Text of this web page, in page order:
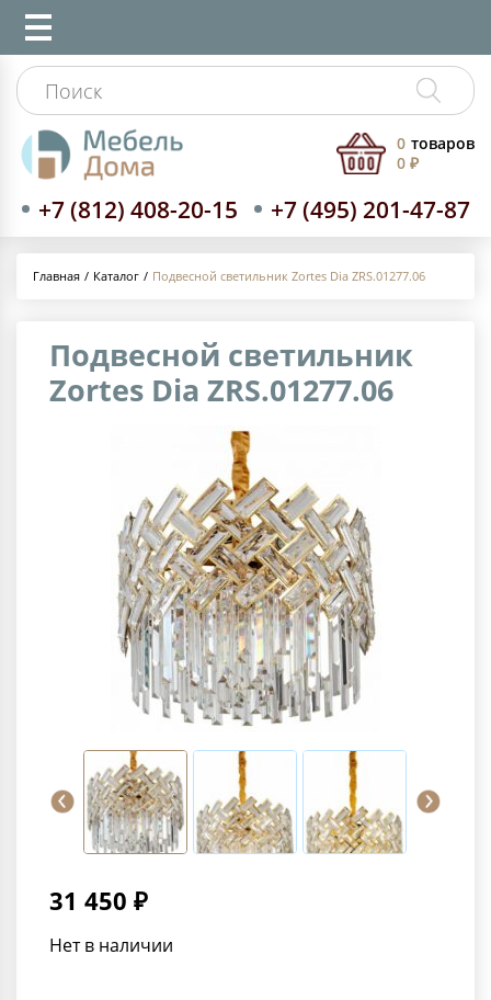
+7 (812) 408-20-15 +7 (495) 201-47-87
0 товаров
0 ₽
Главная Каталог Подвесной светильник Zortes Dia ZRS.01277.06
Подвесной светильник
Zortes Dia ZRS.01277.06
31 450 ₽
Нет в наличии